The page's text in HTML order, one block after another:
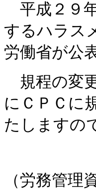
平成２９
するハラス
労働省が公
規程の変
にＣＰＣに
たしますの
（労務管理